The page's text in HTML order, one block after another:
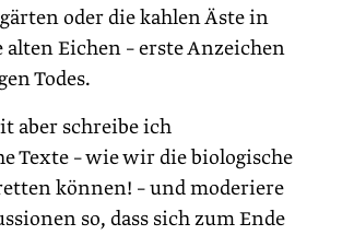
oder die kahlen Äste in
Eichen – erste Anzeichen
Todes.
aber schreibe ich
Texte – wie wir die biologische
können! – und moderiere
so, dass sich zum Ende